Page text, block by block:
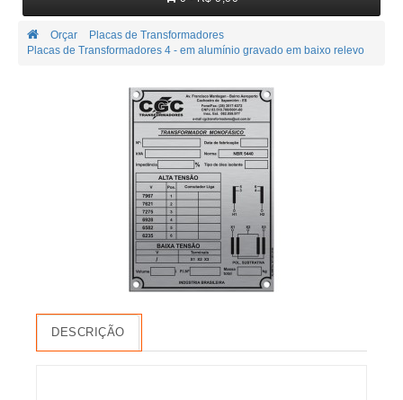
Orçar
Placas de Transformadores
Placas de Transformadores 4 - em alumínio gravado em baixo relevo
DESCRIÇÃO